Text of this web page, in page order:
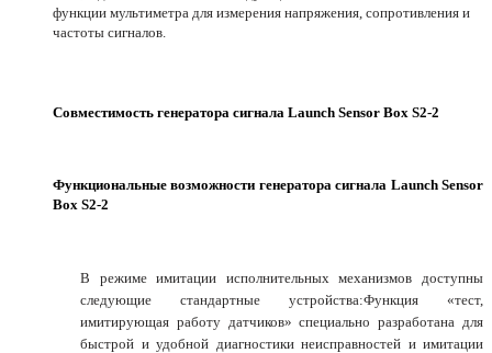
функции мультиметра для измерения напряжения, сопротивления и
частоты сигналов.
Совместимость генератора сигнала Launch Sensor Box S2-2
Функциональные возможности генератора сигнала Launch Sensor
Box S2-2
В режиме имитации исполнительных механизмов доступны
следующие стандартные устройства:Функция «тест,
имитирующая работу датчиков» специально разработана для
быстрой и удобной диагностики неисправностей и имитации